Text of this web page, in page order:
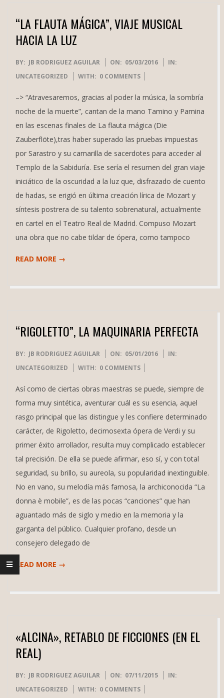
“LA FLAUTA MÁGICA”, VIAJE MUSICAL
HACIA LA LUZ
2016-
03-
BY: JB RODRIGUEZ AGUILAR ON: 05/03/2016
IN:
UNCATEGORIZED
WITH: 0 COMMENTS
–> “Atravesaremos, gracias al poder la música, la sombría
noche de la muerte”, cantan de la mano Tamino y Pamina
en las escenas finales de La flauta mágica (Die
Zauberflöte),tras haber superado las pruebas impuestas
por Sarastro y su camarilla de sacerdotes para acceder al
Templo de la Sabiduría. Ese sería el resumen del gran viaje
iniciático de la oscuridad a la luz que, disfrazado de cuento
de hadas, se erigió en última creación lírica de Mozart y
síntesis postrera de su talento sobrenatural, actualmente
en cartel en el Teatro Real de Madrid. Compuso Mozart
una obra que no cabe tildar de ópera, como tampoco
READ MORE →
“RIGOLETTO”, LA MAQUINARIA PERFECTA
2016-
01-
BY: JB RODRIGUEZ AGUILAR ON: 05/01/2016
IN:
UNCATEGORIZED
WITH: 0 COMMENTS
Así como de ciertas obras maestras se puede, siempre de
forma muy sintética, aventurar cuál es su esencia, aquel
rasgo principal que las distingue y les confiere determinado
carácter, de Rigoletto, decimosexta ópera de Verdi y su
primer éxito arrollador, resulta muy complicado establecer
tal precisión. De ella se puede afirmar, eso sí, y con total
seguridad, su brillo, su aureola, su popularidad inextinguible.
No en vano, su melodía más famosa, la archiconocida “La
donna è mobile”, es de las pocas “canciones” que han
aguantado más de siglo y medio en la memoria y la
garganta del público. Cualquier profano, desde un
consejero delegado de
READ MORE →
«ALCINA», RETABLO DE FICCIONES (EN EL
REAL)
2015-
11-
BY: JB RODRIGUEZ AGUILAR ON: 07/11/2015
IN:
UNCATEGORIZED
WITH: 0 COMMENTS